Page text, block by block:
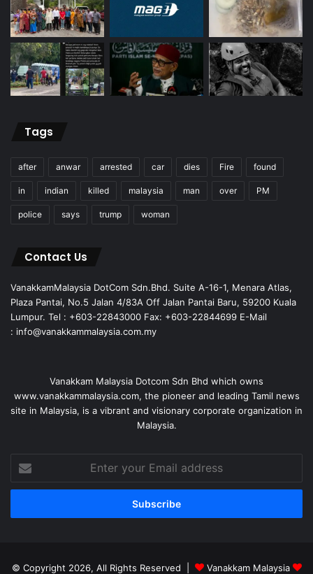
Tags
after anwar arrested car dies Fire found
in indian killed malaysia man over PM
police says trump woman
Contact Us
VanakkamMalaysia DotCom Sdn.Bhd. Suite A-16-1, Menara Atlas,
Plaza Pantai, No.5 Jalan 4/83A Off Jalan Pantai Baru, 59200 Kuala
Lumpur. Tel : +603-22843000 Fax: +603-22844699 E-Mail
: info@vanakkammalaysia.com.my
Vanakkam Malaysia Dotcom Sdn Bhd which owns
www.vanakkammalaysia.com, the pioneer and leading Tamil news
site in Malaysia, is a vibrant and visionary corporate organization in
Malaysia.
your
Email
© Copyright 2026, All Rights Reserved | Vanakkam Malaysia